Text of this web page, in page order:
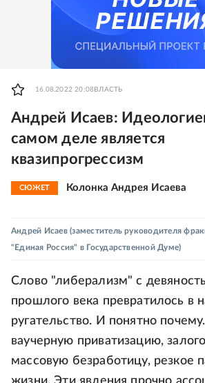
16.08.2022 20:08 ВЛАСТЬ
Андрей Исаев:
самом деле является
квазипрогрессизм
СЮЖЕТ Колонка Андрея Исаева
Андрей Исаев(заместитель руководителя
"Единая Россия" в Государственной Думе)
Слово "либерализм" с
прошлого века превратилось в
ругательство. И понятно
ваучерную приватизацию,
массовую безработицу, резкое